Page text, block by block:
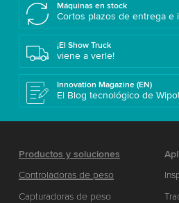
Máquinas en stock
Cortos plazos de entrega e
¡El Show Truck
viene a verle!
Innovation Magazine (EN)
El Blog tecnológico de
Productos y soluciones
Controladoras de peso
Capturadoras de peso